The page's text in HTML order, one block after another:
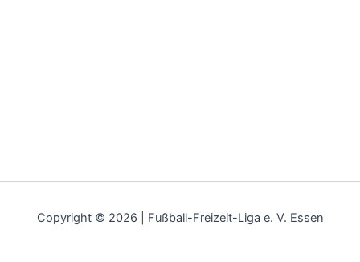
Copyright © 2026 | Fußball-Freizeit-Liga e. V. Essen